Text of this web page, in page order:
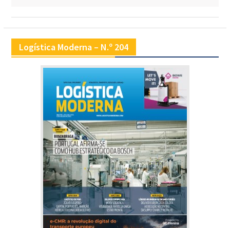
Logística Moderna – N.º 204